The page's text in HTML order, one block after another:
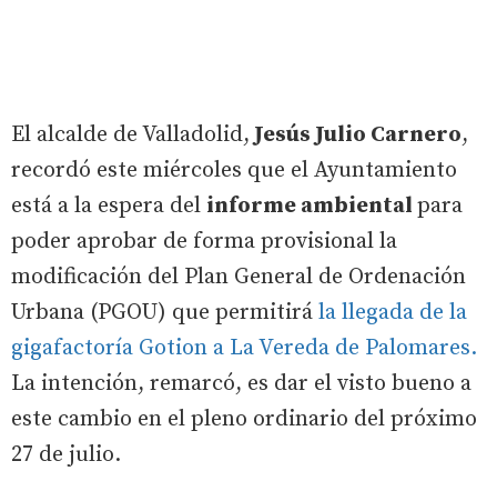
El alcalde de Valladolid, Jesús Julio Carnero,
recordó este miércoles que el Ayuntamiento
está a la espera del informe ambiental para
poder aprobar de forma provisional la
modificación del Plan General de Ordenación
Urbana (PGOU) que permitirá la llegada de la
gigafactoría Gotion a La Vereda de Palomares.
La intención, remarcó, es dar el visto bueno a
este cambio en el pleno ordinario del próximo
27 de julio.